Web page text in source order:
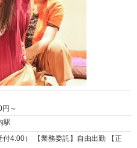
円～
駅
4:00） 【業務委託】自由出勤 【正